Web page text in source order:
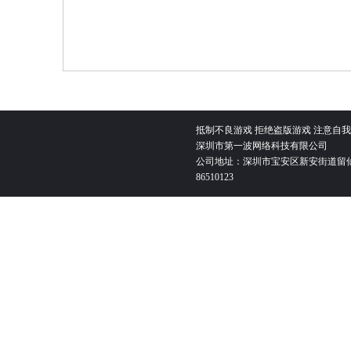
抵制不良游戏 拒绝盗版游戏 注意自
深圳市第一波网络科技有限公司
公司地址：深圳市宝安区新安街道
86510123